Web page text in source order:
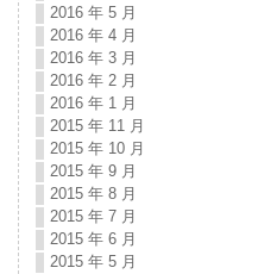
2016 年 5 月
2016 年 4 月
2016 年 3 月
2016 年 2 月
2016 年 1 月
2015 年 11 月
2015 年 10 月
2015 年 9 月
2015 年 8 月
2015 年 7 月
2015 年 6 月
2015 年 5 月